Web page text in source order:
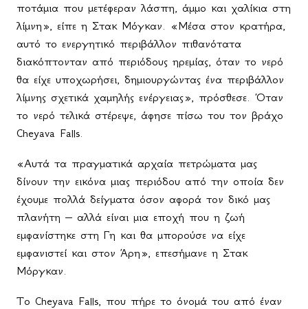
ποτάμια που μετέφεραν λάσπη, άμμο και χαλίκια στη
λίμνη», είπε η Στακ Μόγκαν. «Μέσα στον κρατήρα,
αυτό το ενεργητικό περιβάλλον πιθανότατα
διακόπτονταν από περιόδους ηρεμίας, όταν το νερό
θα είχε υποχωρήσει, δημιουργώντας ένα περιβάλλον
λίμνης σχετικά χαμηλής ενέργειας», πρόσθεσε. Όταν
το νερό τελικά στέρεψε, άφησε πίσω του τον βράχο
Cheyava Falls.
«Αυτά τα πραγματικά αρχαία πετρώματα μας
δίνουν την εικόνα μιας περιόδου από την οποία δεν
έχουμε πολλά δείγματα όσον αφορά τον δικό μας
πλανήτη – αλλά είναι μια εποχή που η ζωή
εμφανίστηκε στη Γη και θα μπορούσε να είχε
εμφανιστεί και στον Άρη», επεσήμανε η Στακ
Μόργκαν.
Το Cheyava Falls, που πήρε το όνομά του από έναν